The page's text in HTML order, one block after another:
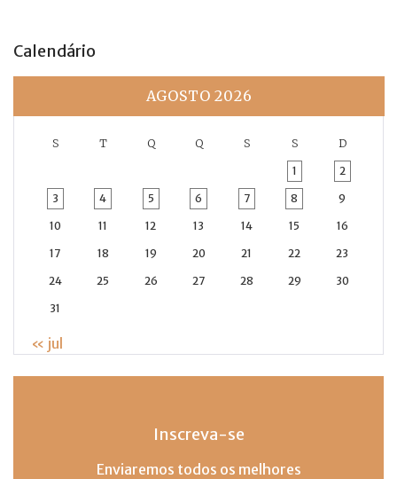
Calendário
AGOSTO 2026
S T Q Q S S D
1 2
3 4 5 6 7 8 9
10 11 12 13 14 15 16
17 18 19 20 21 22 23
24 25 26 27 28 29 30
31
« jul
Inscreva-se
Enviaremos todos os melhores